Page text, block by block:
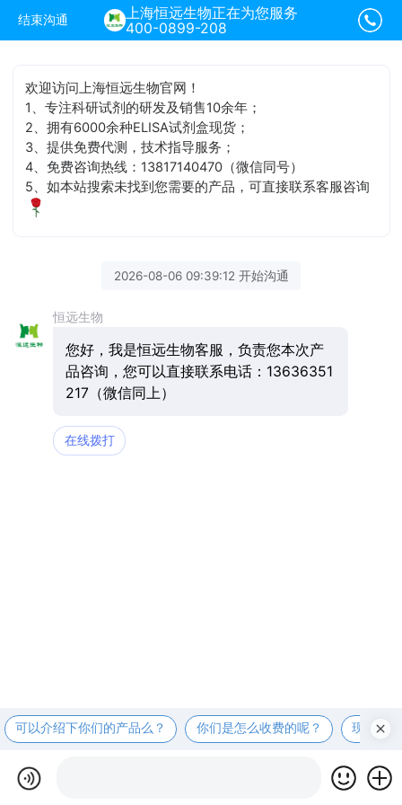
结束沟通
上海恒远生物正在为您服务
400-0899-208
欢迎访问上海恒远生物官网！
1、专注科研试剂的研发及销售10余年；
2、拥有6000余种ELISA试剂盒现货；
3、提供免费代测，技术指导服务；
4、免费咨询热线：13817140470（微信同号）
5、如本站搜索未找到您需要的产品，可直接联系客服咨询
2026-08-06 09:39:12 开始沟通
恒远生物
您好，我是恒远生物客服，负责您本次产
品咨询，您可以直接联系电话：13636351
217（微信同上）
在线拨打
可以介绍下你们的产品么？ 你们是怎么收费的呢？ 现在有